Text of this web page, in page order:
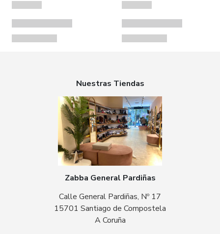
Nuestras Tiendas
Zabba General Pardiñas
Calle General Pardiñas, Nº 17
15701 Santiago de Compostela
A Coruña